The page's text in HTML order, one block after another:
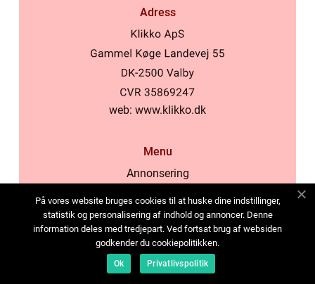
Adress
web: www.klikko.dk
Menu
Annonsering
Cookies
Kontakta oss
Sitemap
På vores website bruges cookies til at huske dine indstillinger,
statistik og personalisering af indhold og annoncer. Denne
information deles med tredjepart. Ved fortsat brug af websiden
godkender du cookiepolitikken.
Ok Privatlivspolitik